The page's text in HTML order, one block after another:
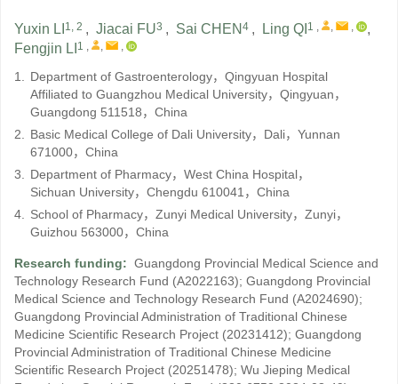
Yuxin LI 1, 2 , Jiacai FU3 , Sai CHEN 4 , Ling QI 1 , , ,
,
Fengjin LI 1 , , ,
1. Department of Gastroenterology，Qingyuan Hospital
Affiliated to Guangzhou Medical University，Qingyuan，
Guangdong 511518，China
2. Basic Medical College of Dali University，Dali，Yunnan
671000，China
3. Department of Pharmacy，West China Hospital，
Sichuan University，Chengdu 610041，China
4. School of Pharmacy，Zunyi Medical University，Zunyi，
Guizhou 563000，China
Research funding: Guangdong Provincial Medical Science and
Technology Research Fund (A2022163); Guangdong Provincial
Medical Science and Technology Research Fund (A2024690);
Guangdong Provincial Administration of Traditional Chinese
Medicine Scientific Research Project (20231412); Guangdong
Provincial Administration of Traditional Chinese Medicine
Scientific Research Project (20251478); Wu Jieping Medical